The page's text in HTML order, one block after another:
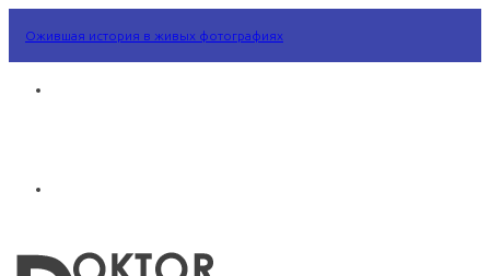
Ожившая история в живых фотографиях